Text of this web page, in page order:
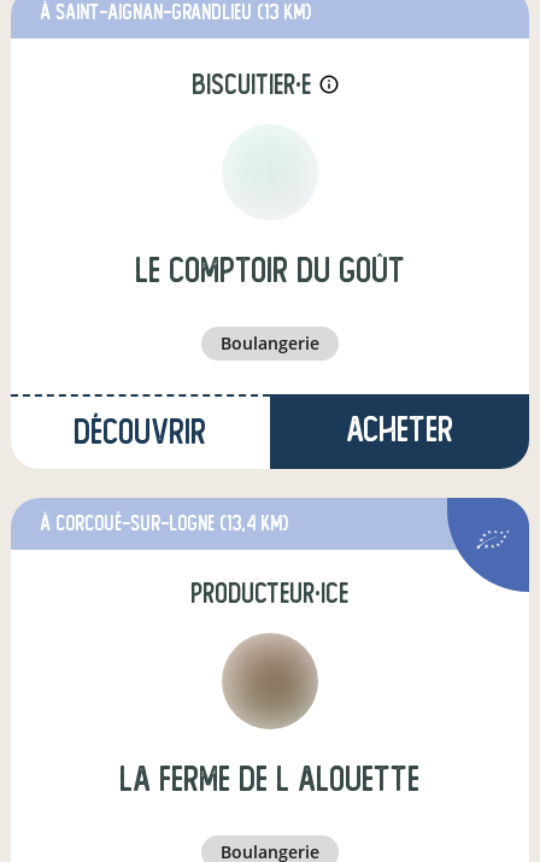
à Saint-Aignan-Grandlieu (13 km)
biscuitier·e info_outline
Le comptoir du goût
boulangerie
Découvrir Acheter
à Corcoué-sur-Logne (13,4 km)
producteur·ice
la ferme de l alouette
boulangerie